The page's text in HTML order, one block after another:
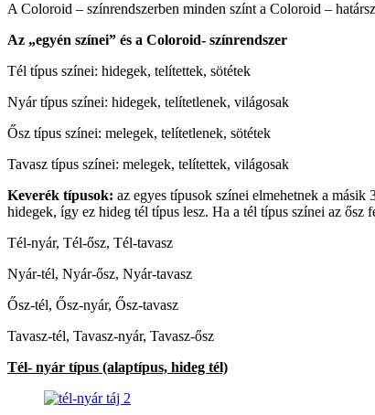
A Coloroid – színrendszerben minden színt a Coloroid –
Az „egyén színei” és a Coloroid- színrendszer
Tél típus színei: hidegek, telítettek, sötétek
Nyár típus színei: hidegek, telítetlenek, világosak
Ősz típus színei: melegek, telítetlenek, sötétek
Tavasz típus színei: melegek, telítettek, világosak
Keverék típusok: az egyes típusok színei elmehetnek a
hidegek, így ez hideg tél típus lesz. Ha a tél típus színei az ősz
Tél-nyár, Tél-ősz, Tél-tavasz
Nyár-tél, Nyár-ősz, Nyár-tavasz
Ősz-tél, Ősz-nyár, Ősz-tavasz
Tavasz-tél, Tavasz-nyár, Tavasz-ősz
Tél- nyár típus (alaptípus, hideg tél)